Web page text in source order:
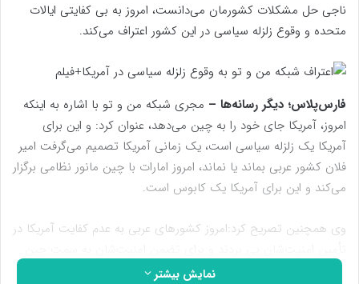
ناجی حل مشکلات کشورمان می‌دانست، امروز به بی کفایتی ایالات
متحده و وقوع زلزله سیاسی در این کشور اعتراف می‌کند.
فارس‌پلاس؛ دیگر رسانه‌ها – مجری شبکه من و تو با اشاره به اینکه
امروز، آمریکا جای خود را به چین می‌دهد، عنوان کرد: و این برای
آمریکا یک زلزله سیاسی است، یک زمانی آمریکا تصمیم می‌گرفت امیر
فلان کشور عربی بماند یا نماند، امروز امارات با چین مانور نظامی برگزار
می‌کند و این برای آمریکا یک کابوس است.
وی همچنین تصریح کرد:امروز کشورهای عربی به عدم کفایت آمریکا در
رفتند و حضور چین در خاورمیانه یعنی مرگ آمریکا.
نمایش بیشتر